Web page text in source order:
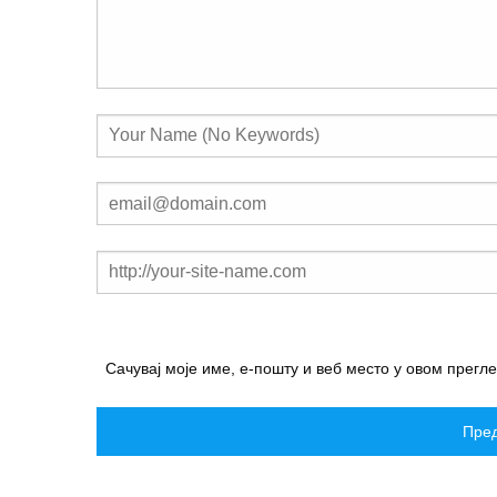
Сачувај моје име, е-пошту и веб место у овом